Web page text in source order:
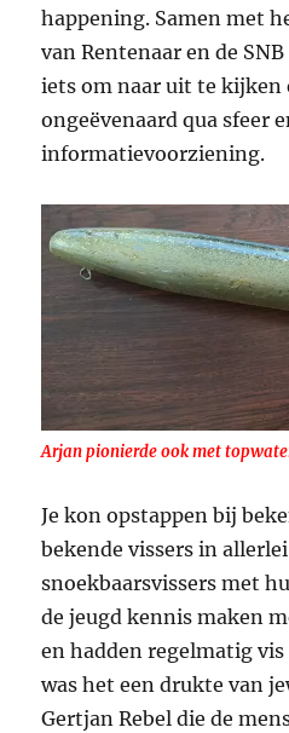
happening. Samen met
van Rentenaar en de
iets om naar uit te kijken
ongeëvenaard qua sfeer
informatievoorziening.
Arjan pionierde ook met
Je kon opstappen bij
bekende vissers in
snoekbaarsvissers met
de jeugd kennis maken
en hadden regelmatig
was het een drukte van
Gertjan Rebel die de